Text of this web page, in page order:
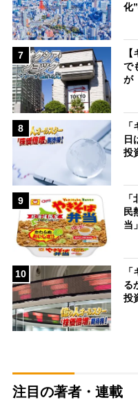
化
7
で
が
8
日
投
9
民
当
10
る
投
注目の著者・連載